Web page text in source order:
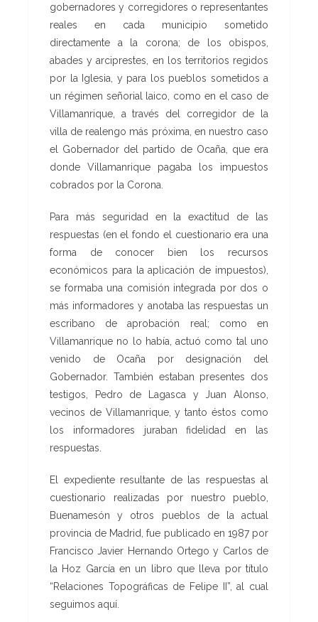
gobernadores y corregidores o representantes
reales en cada municipio sometido
directamente a la corona; de los obispos,
abades y arciprestes, en los territorios regidos
por la Iglesia, y para los pueblos sometidos a
un régimen señorial laico, como en el caso de
Villamanrique, a través del corregidor de la
villa de realengo más próxima, en nuestro caso
el Gobernador del partido de Ocaña, que era
donde Villamanrique pagaba los impuestos
cobrados por la Corona.
Para más seguridad en la exactitud de las
respuestas (en el fondo el cuestionario era una
forma de conocer bien los recursos
económicos para la aplicación de impuestos),
se formaba una comisión integrada por dos o
más informadores y anotaba las respuestas un
escribano de aprobación real; como en
Villamanrique no lo había, actuó como tal uno
venido de Ocaña por designación del
Gobernador. También estaban presentes dos
testigos, Pedro de Lagasca y Juan Alonso,
vecinos de Villamanrique, y tanto éstos como
los informadores juraban fidelidad en las
respuestas.
El expediente resultante de las respuestas al
cuestionario realizadas por nuestro pueblo,
Buenamesón y otros pueblos de la actual
provincia de Madrid, fue publicado en 1987 por
Francisco Javier Hernando Ortego y Carlos de
la Hoz García en un libro que lleva por título
“Relaciones Topográficas de Felipe II”, al cual
seguimos aquí.